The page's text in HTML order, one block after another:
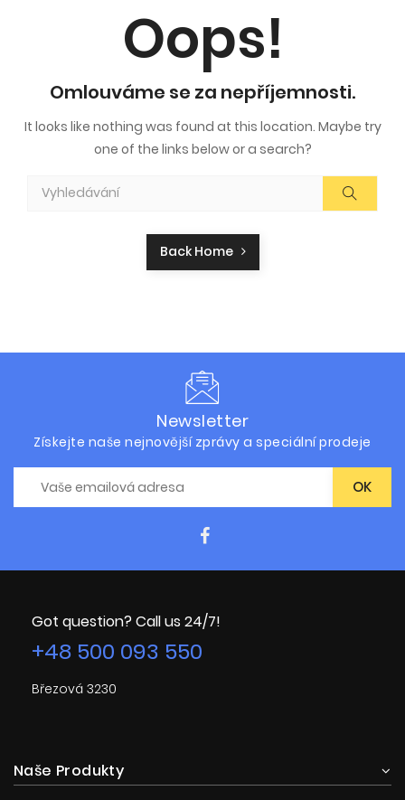
Oops!
Omlouváme se za nepříjemnosti.
It looks like nothing was found at this location. Maybe try
one of the links below or a search?
Back Home
Newsletter
Získejte naše nejnovější zprávy a speciální prodeje
Got question? Call us 24/7!
+48 500 093 550
Březová 3230
Naše Produkty